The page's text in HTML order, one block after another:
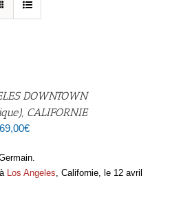
DOWNTOWN
CALIFORNIE
69,00€
Los Angeles, Californie, le 12 avril